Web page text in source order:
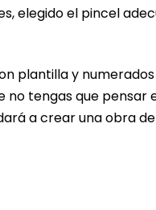
elegido el pincel
plantilla y
tengas que pensar
a crear una obra